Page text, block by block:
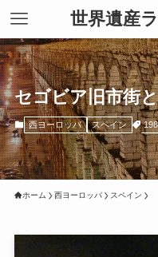
世界遺産
セゴビア旧市街
西ヨーロッパ スペイン
ホーム 西ヨーロッパ スペイン